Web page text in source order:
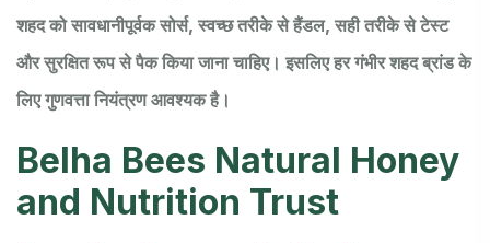
शहद को सावधानीपूर्वक सोर्स, स्वच्छ तरीके से हैंडल, सही तरीके से टेस्ट
और सुरक्षित रूप से पैक किया जाना चाहिए। इसलिए हर गंभीर शहद ब्रांड के
लिए गुणवत्ता नियंत्रण आवश्यक है।
Belha Bees Natural Honey
and Nutrition Trust